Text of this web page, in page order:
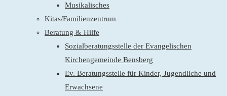
Musikalisches
Kitas/Familienzentrum
Beratung & Hilfe
Sozialberatungsstelle der Evangelischen
Kirchengemeinde Bensberg
Ev. Beratungsstelle für Kinder, Jugendliche und
Erwachsene